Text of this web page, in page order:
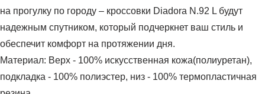
на прогулку по городу – кроссовки Diadora N.92 L будут
надежным спутником, который подчеркнет ваш стиль и
обеспечит комфорт на протяжении дня.
Материал: Верх - 100% искусственная кожа(полиуретан),
подкладка - 100% полиэстер, низ - 100% термопластичная